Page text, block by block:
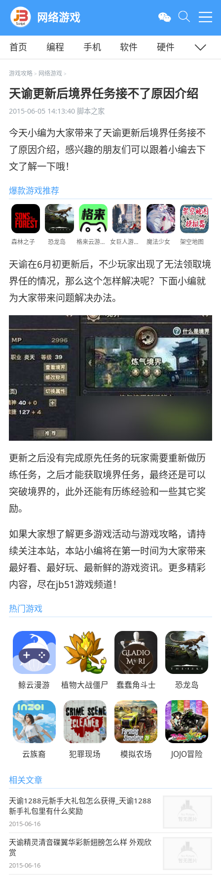
网络游戏
首页 编程 手机 软件
硬件
教程
平面
游戏攻略> 网络游戏>
天谕更新后境界任务接不了原因介绍
2015-06-05 14:13:40脚本之家
今天小编为大家带来了天谕更新后境界任务接不
了原因介绍，感兴趣的朋友们可以跟着小编去下
文了解一下哦！
爆款游戏推荐
森林之子 恐龙岛 格来云游戏 女巨人游乐场 魔法少女 架空地图
天谕在6月初更新后，不少玩家出现了无法领取境
界任的情况，那么这个怎样解决呢？下面小编就
为大家带来问题解决办法。
更新之后没有完成原先任务的玩家需要重新做历
练任务，之后才能获取境界任务，最终还是可以
突破境界的，此外还能有历练经验和一些其它奖
励。
如果大家想了解更多游戏活动与游戏攻略，请持
续关注本站，本站小编将在第一时间为大家带来
最好看、最好玩、最新鲜的游戏资讯。更多精彩
内容，尽在jb51游戏频道！
热门游戏
鲸云漫游 植物大战僵尸 蠢蠢角斗士 恐龙岛
云族裔 犯罪现场 模拟农场 JOJO冒险
相关文章
天谕1288元新手大礼包怎么获得_天谕1288
新手礼包里有什么奖励
2015-06-16
天谕精灵清音碟翼华彩新翅膀怎么样 外观欣
赏
2015-06-16